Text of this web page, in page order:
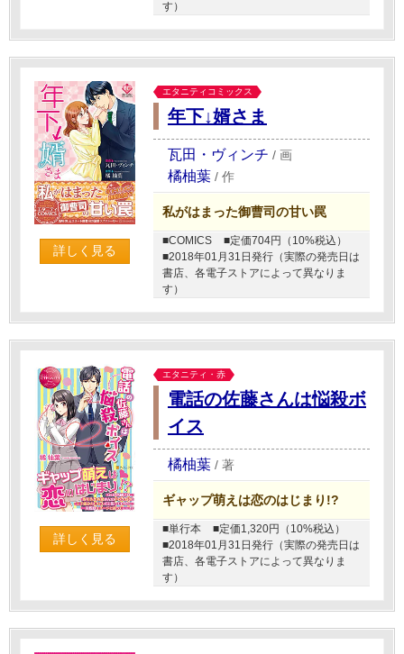
す）
詳しく見る
エタニティコミックス
年下↓婿さま
瓦田・ヴィンチ / 画
橘柚葉 / 作
私がはまった御曹司の甘い罠
■COMICS
■定価704円（10%税込）
■2018年01月31日発行（実際の発売日は
書店、各電子ストアによって異なりま
す）
詳しく見る
エタニティ・赤
電話の佐藤さんは悩殺ボ
イス
橘柚葉 / 著
ギャップ萌えは恋のはじまり!?
■単行本
■定価1,320円（10%税込）
■2018年01月31日発行（実際の発売日は
書店、各電子ストアによって異なりま
す）